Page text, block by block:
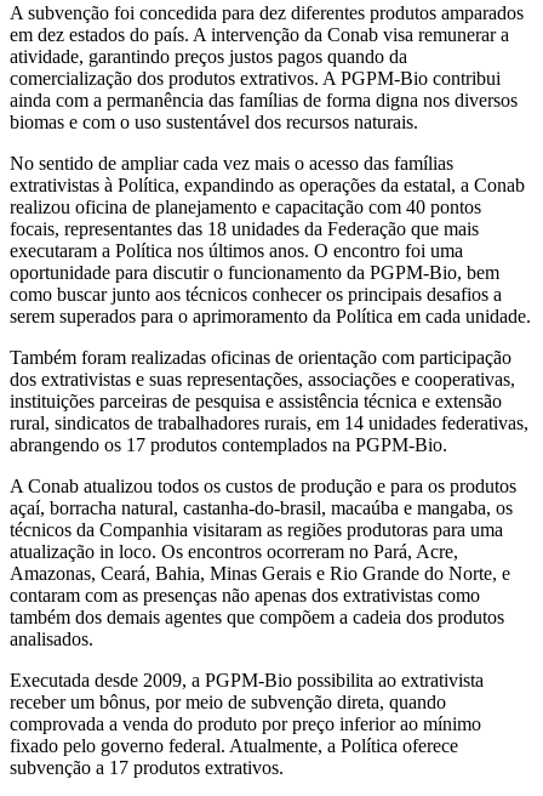
A subvenção foi concedida para dez diferentes produtos amparados
em dez estados do país. A intervenção da Conab visa remunerar a
atividade, garantindo preços justos pagos quando da
comercialização dos produtos extrativos. A PGPM-Bio contribui
ainda com a permanência das famílias de forma digna nos diversos
biomas e com o uso sustentável dos recursos naturais.
No sentido de ampliar cada vez mais o acesso das famílias
extrativistas à Política, expandindo as operações da estatal, a Conab
realizou oficina de planejamento e capacitação com 40 pontos
focais, representantes das 18 unidades da Federação que mais
executaram a Política nos últimos anos. O encontro foi uma
oportunidade para discutir o funcionamento da PGPM-Bio, bem
como buscar junto aos técnicos conhecer os principais desafios a
serem superados para o aprimoramento da Política em cada unidade.
Também foram realizadas oficinas de orientação com participação
dos extrativistas e suas representações, associações e cooperativas,
instituições parceiras de pesquisa e assistência técnica e extensão
rural, sindicatos de trabalhadores rurais, em 14 unidades federativas,
abrangendo os 17 produtos contemplados na PGPM-Bio.
A Conab atualizou todos os custos de produção e para os produtos
açaí, borracha natural, castanha-do-brasil, macaúba e mangaba, os
técnicos da Companhia visitaram as regiões produtoras para uma
atualização in loco. Os encontros ocorreram no Pará, Acre,
Amazonas, Ceará, Bahia, Minas Gerais e Rio Grande do Norte, e
contaram com as presenças não apenas dos extrativistas como
também dos demais agentes que compõem a cadeia dos produtos
analisados.
Executada desde 2009, a PGPM-Bio possibilita ao extrativista
receber um bônus, por meio de subvenção direta, quando
comprovada a venda do produto por preço inferior ao mínimo
fixado pelo governo federal. Atualmente, a Política oferece
subvenção a 17 produtos extrativos.